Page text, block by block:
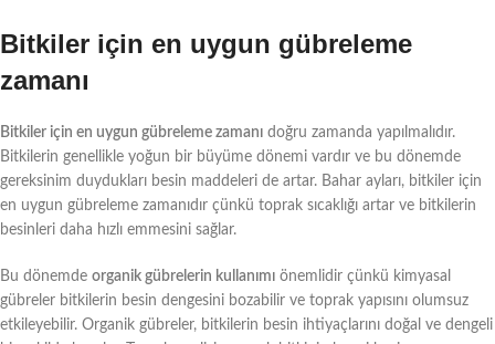
Bitkiler için en uygun gübreleme
zamanı
Bitkiler için en uygun gübreleme zamanı doğru zamanda yapılmalıdır.
Bitkilerin genellikle yoğun bir büyüme dönemi vardır ve bu dönemde
gereksinim duydukları besin maddeleri de artar. Bahar ayları, bitkiler için
en uygun gübreleme zamanıdır çünkü toprak sıcaklığı artar ve bitkilerin
besinleri daha hızlı emmesini sağlar.
Bu dönemde organik gübrelerin kullanımı önemlidir çünkü kimyasal
gübreler bitkilerin besin dengesini bozabilir ve toprak yapısını olumsuz
etkileyebilir. Organik gübreler, bitkilerin besin ihtiyaçlarını doğal ve dengeli